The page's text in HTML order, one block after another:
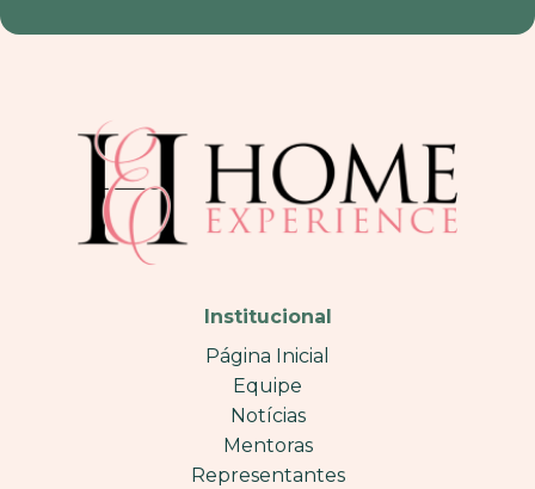
Institucional
Página Inicial
Equipe
Notícias
Mentoras
Representantes